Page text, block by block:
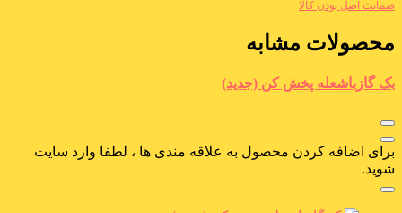
ضمانت اصل بودن کالا
محصولات مشابه
بک گازباشعله پخش کن (جدید)
برای اضافه کردن محصول به علاقه مندی ها ، لطفا وارد سایت
شوید.